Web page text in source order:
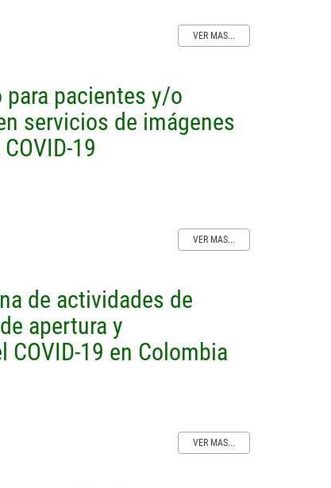
VER MAS...
pacientes y/o
servicios de imágenes
19
VER MAS...
de actividades de
apertura y
19 en Colombia
VER MAS...